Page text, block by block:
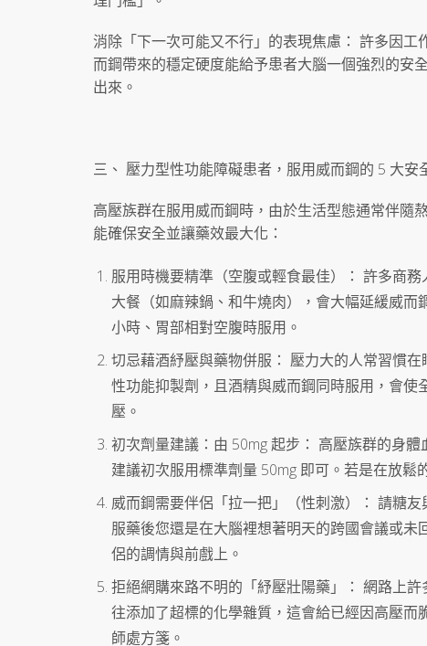
消除「下一次可能又不行」的表現焦慮： 許多因
而鋼帶來的穩定硬度能給予患者大腦一個強烈的
出來。
三、 壓力型性功能障礙患者，服用威而鋼的 5 大安
高壓族群在服用威而鋼時，由於生活型態通常伴隨
能確保安全並讓藥效最大化：
服用時機要精準（空腹或輕食最佳）： 許多商
大餐（如麻辣鍋、和牛燒肉），會大幅延緩威
小時、胃部相對空腹時服用。
切忌藉酒紓壓與藥物併服： 壓力大的人常習慣
性功能抑製劑，且酒精與威而鋼同時服用，會
壓。
初次劑量建議：由 50mg 起步： 高壓族群的身
建議初次服用標準劑量 50mg 即可。若是在放鬆
威而鋼需要伴侶「拉一把」（性刺激）： 請糖
服藥後您還是在大腦裡想著明天的跨國會議或
侶的調情與前戲上。
拒絕網購來路不明的「紓壓壯陽藥」： 網路上
往添加了超標的化學雜質，這會給已經因高壓
師處方箋。